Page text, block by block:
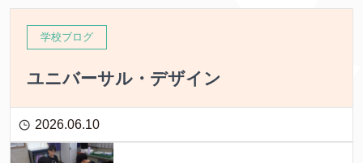
学校ブログ
ユニバーサル・デザイン
2026.06.10